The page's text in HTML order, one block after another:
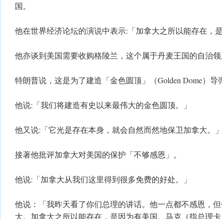
国。
他在世界经济论坛的演说中表示:「加拿大之所以能存在，
他亦谈到美国需要收购格陵兰，这个属于丹麦王国的自治
特朗普说，这是为了建造「金色圆顶」（Golden Dome）
他说:「我们将建造有史以来最伟大的金色圆顶。」
他又说:「它光是存在本身，就会自然而然地保卫加拿大。
接著他批评加拿大对美国的保护「不够感恩」。
他说:「加拿大从我们这里得到很多免费的好处。」
他说：「我昨天看了你们总理的讲话。他一点都不感恩，
大。加拿大之所以能存在，是因为有美国。马克（指总理